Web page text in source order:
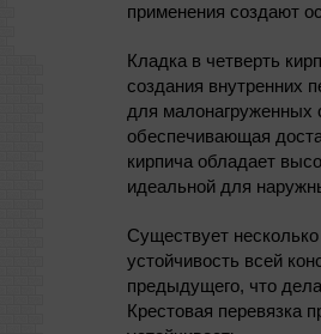
применения создают
Кладка в четверть
создания внутренних
для малонагруженных
обеспечивающая
кирпича обладает
идеальной для
Существует
устойчивость всей
предыдущего, что
Крестовая перевязка